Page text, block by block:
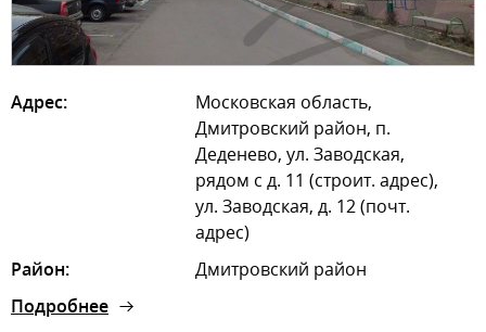
Адрес:
Московская область,
Дмитровский район, п.
Деденево, ул. Заводская,
рядом с д. 11 (строит. адрес),
ул. Заводская, д. 12 (почт.
адрес)
Район:
Дмитровский район
Подробнее